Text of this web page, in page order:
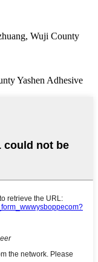
Wuji County
Yashen Adhesive